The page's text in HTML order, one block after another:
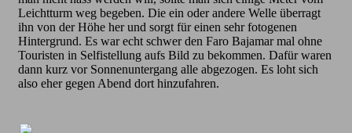
Leichtturm weg begeben. Die ein oder andere Welle überragt
ihn von der Höhe her und sorgt für einen sehr fotogenen
Hintergrund. Es war echt schwer den Faro Bajamar mal ohne
Touristen in Selfistellung aufs Bild zu bekommen. Dafür waren
dann kurz vor Sonnenuntergang alle abgezogen. Es loht sich
also eher gegen Abend dort hinzufahren.